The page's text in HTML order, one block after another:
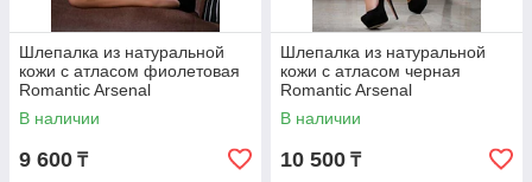
Шлепалка из натуральной
кожи с атласом фиолетовая
Romantic Arsenal
В наличии
9 600 ₸
Шлепалка из натуральной
кожи с атласом черная
Romantic Arsenal
В наличии
10 500 ₸